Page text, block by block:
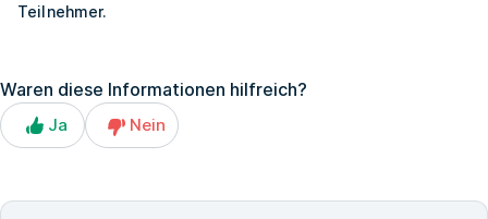
Teilnehmer.
Waren diese Informationen hilfreich?
Ja Nein